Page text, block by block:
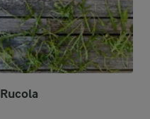
Rucola